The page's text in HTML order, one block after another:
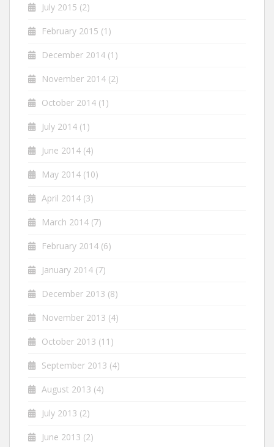
July 2015 (2)
February 2015 (1)
December 2014 (1)
November 2014 (2)
October 2014 (1)
July 2014 (1)
June 2014 (4)
May 2014 (10)
April 2014 (3)
March 2014 (7)
February 2014 (6)
January 2014 (7)
December 2013 (8)
November 2013 (4)
October 2013 (11)
September 2013 (4)
August 2013 (4)
July 2013 (2)
June 2013 (2)